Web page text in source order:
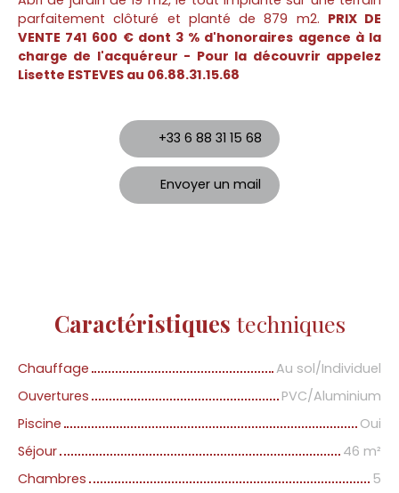
parfaitement clôturé et planté de 879 m2. PRIX DE
VENTE 741 600 € dont 3 % d'honoraires agence à la
charge de l'acquéreur - Pour la découvrir appelez
Lisette ESTEVES au 06.88.31.15.68
+33 6 88 31 15 68
Envoyer un mail
Caractéristiques techniques
Chauffage
Au sol/Individuel
Ouvertures
PVC/Aluminium
Piscine
Oui
Séjour
46 m²
Chambres
5